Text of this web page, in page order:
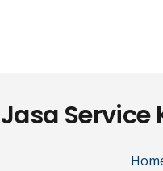
Jasa Service